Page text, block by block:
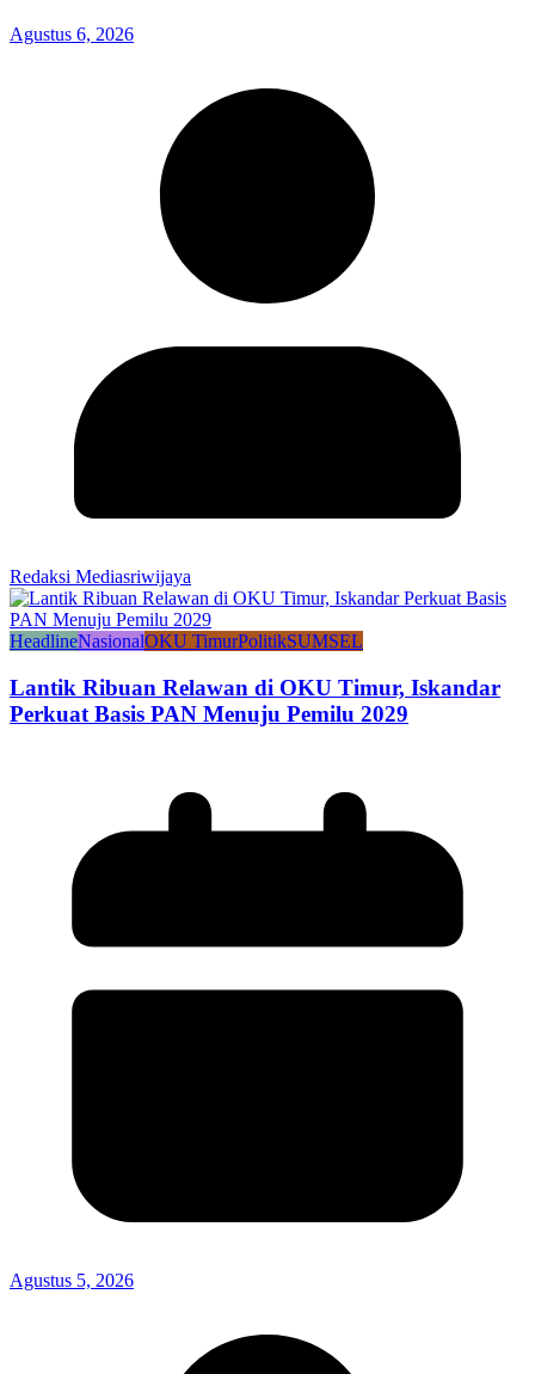
Agustus 6, 2026
Redaksi Mediasriwijaya
HeadlineNasionalOKU TimurPolitikSUMSEL
Lantik Ribuan Relawan di OKU Timur, Iskandar
Perkuat Basis PAN Menuju Pemilu 2029
Agustus 5, 2026